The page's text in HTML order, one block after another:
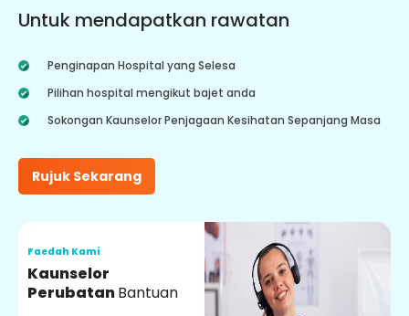
Untuk mendapatkan rawatan
Penginapan Hospital yang Selesa
Pilihan hospital mengikut bajet anda
Sokongan Kaunselor Penjagaan Kesihatan Sepanjang Masa
Rujuk Sekarang
Faedah Kami
Kaunselor
PerubatanBantuan